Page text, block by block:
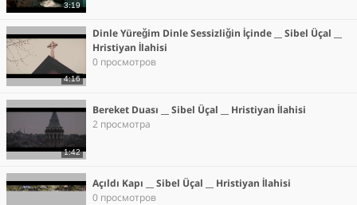
3:19
4:16
Dinle Yüreğim Dinle Sessizliğin İçinde __ Sibel Üçal __
Hristiyan İlahisi
0 просмотров
1:42
Bereket Duası __ Sibel Üçal __ Hristiyan İlahisi
2 просмотра
Açıldı Kapı __ Sibel Üçal __ Hristiyan İlahisi
0 просмотров